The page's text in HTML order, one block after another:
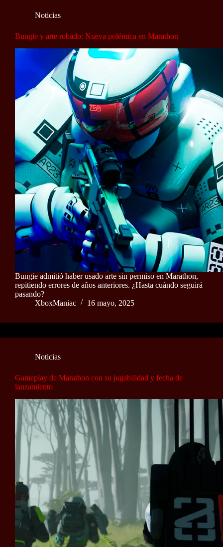
Noticias
Bungie y arte robado: Nueva polémica en Marathon
Bungie admitió haber usado arte sin permiso en Marathon,
repitiendo errores de años anteriores. ¿Hasta cuándo seguirá
pasando?
XboxManiac
16 mayo, 2025
Noticias
Gameplay de Marathon con su jugabilidad y fecha de
lanzamiento